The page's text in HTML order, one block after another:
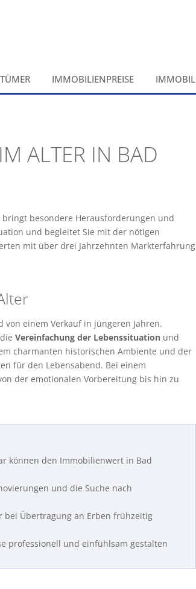
IMMOBILIENPREISE
ALTER IN BAD
besondere Herausforderungen und
und begleitet Sie mit der nötigen
mit über drei Jahrzehnten Markterfahrung
einem Verkauf in jüngeren Jahren.
Vereinfachung der Lebenssituation und
charmanten historischen Ambiente und der
für den Lebensabend. Bei einem
der emotionalen Vorbereitung bis hin zu
können den Immobilienwert in Bad
und die Suche nach
bei Übertragung an Erben frühzeitig
professionell und einfühlsam gestalten